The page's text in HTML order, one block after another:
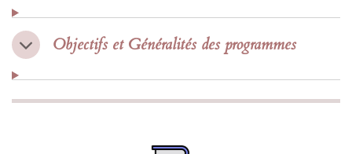
Objectifs et Généralités des programmes